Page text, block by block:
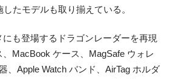
たモデルも取り揃えている。
も登場するドラゴンレーダーを再現
、MacBook ケース、MagSafe ウォレ
、Apple Watch バンド、AirTag ホルダ